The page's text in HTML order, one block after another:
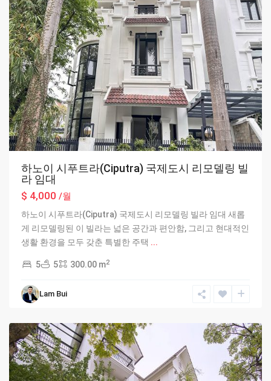
하노이 시푸트라(Ciputra) 국제도시 리모델링 빌
라 임대
$ 4,000 /월
하노이 시푸트라(Ciputra) 국제도시 리모델링 빌라 임대 새롭
게 리모델링된 이 빌라는 넓은 공간과 편안함, 그리고 현대적인
생활 환경을 모두 갖춘 특별한 주택 ...
5 5 300.00 m2
Lam Bui